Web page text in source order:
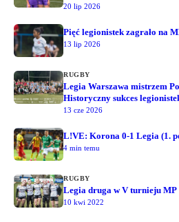
20 lip 2026
Pięć legionistek zagrało na
13 lip 2026
RUGBY
Legia Warszawa mistrzem
Historyczny sukces
13 cze 2026
L!VE: Korona 0-1 Legia (1.
4 min temu
RUGBY
Legia druga w V turnieju MP
10 kwi 2022